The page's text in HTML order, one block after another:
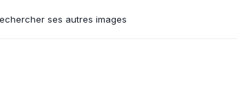
ses autres images